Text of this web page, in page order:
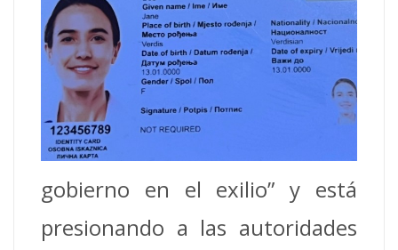
gobierno en el exilio” y está
presionando a las autoridades